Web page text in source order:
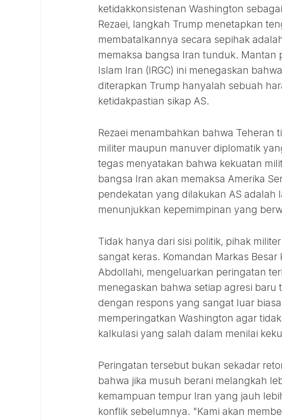
ketidakkonsistenan Washington
Rezaei, langkah Trump menetapkan
membatalkannya secara sepihak
memaksa bangsa Iran tunduk. Mantan
Islam Iran (IRGC) ini menegaskan
diterapkan Trump hanyalah sebuah
ketidakpastian sikap AS.
Rezaei menambahkan bahwa Teheran
militer maupun manuver diplomatik
tegas menyatakan bahwa kekuatan
bangsa Iran akan memaksa Amerika
pendekatan yang dilakukan AS
menunjukkan kepemimpinan yang
Tidak hanya dari sisi politik, pihak
sangat keras. Komandan Markas
Abdollahi, mengeluarkan peringatan
menegaskan bahwa setiap agresi
dengan respons yang sangat luar
memperingatkan Washington agar
kalkulasi yang salah dalam menilai
Peringatan tersebut bukan sekadar
bahwa jika musuh berani melangkah
kemampuan tempur Iran yang jauh
konflik sebelumnya. "Kami akan